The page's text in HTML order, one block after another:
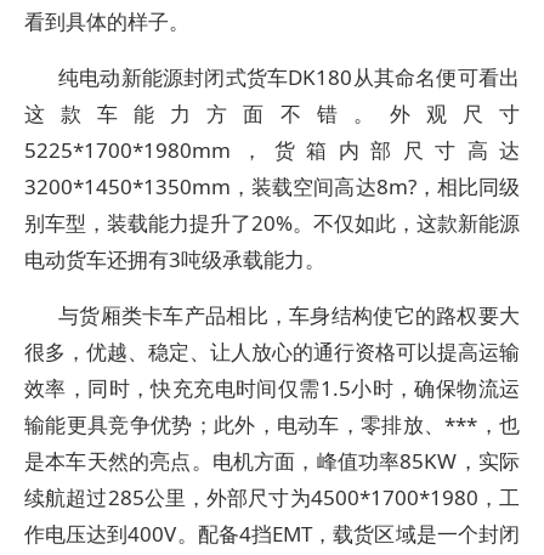
看到具体的样子。
纯电动新能源封闭式货车DK180从其命名便可看出
这款车能力方面不错。外观尺寸
5225*1700*1980mm，货箱内部尺寸高达
3200*1450*1350mm，装载空间高达8m?，相比同级
别车型，装载能力提升了20%。不仅如此，这款新能源
电动货车还拥有3吨级承载能力。
与货厢类卡车产品相比，车身结构使它的路权要大
很多，优越、稳定、让人放心的通行资格可以提高运输
效率，同时，快充充电时间仅需1.5小时，确保物流运
输能更具竞争优势；此外，电动车，零排放、***，也
是本车天然的亮点。电机方面，峰值功率85KW，实际
续航超过285公里，外部尺寸为4500*1700*1980，工
作电压达到400V。配备4挡EMT，载货区域是一个封闭